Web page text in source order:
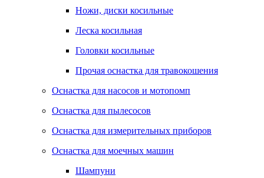
Ножи, диски косильные
Леска косильная
Головки косильные
Прочая оснастка для травокошения
Оснастка для насосов и мотопомп
Оснастка для пылесосов
Оснастка для измерительных приборов
Оснастка для моечных машин
Шампуни